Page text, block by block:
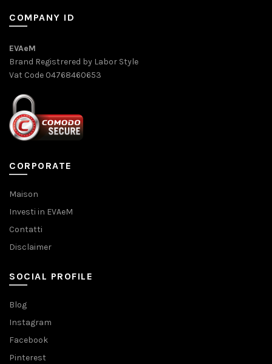
COMPANY ID
EVAeM
Brand Registrered by Labor Style
Vat Code 04768460653
CORPORATE
Maison
Investi in EVAeM
Contatti
Disclaimer
SOCIAL PROFILE
Blog
Instagram
Facebook
Pinterest